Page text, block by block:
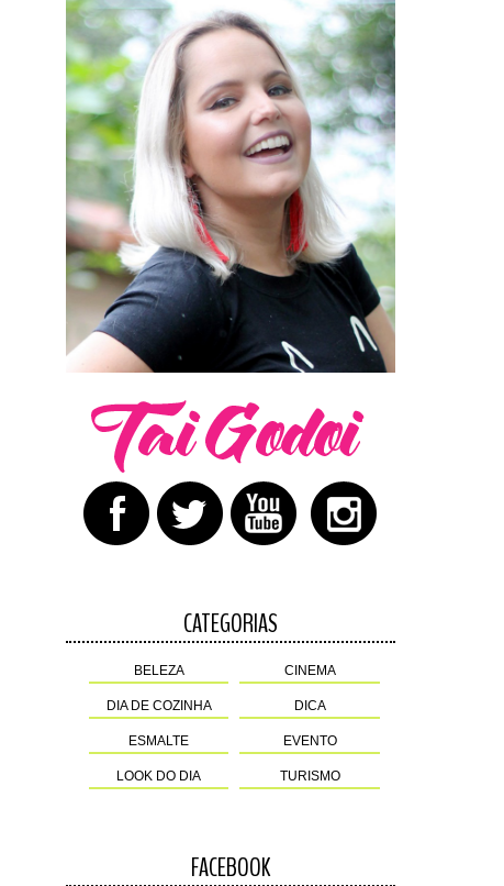
CATEGORIAS
BELEZA CINEMA
DIA DE COZINHA DICA
ESMALTE EVENTO
LOOK DO DIA TURISMO
FACEBOOK